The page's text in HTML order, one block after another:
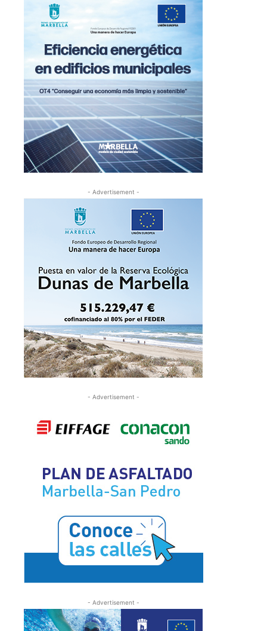
- Advertisement -
- Advertisement -
- Advertisement -